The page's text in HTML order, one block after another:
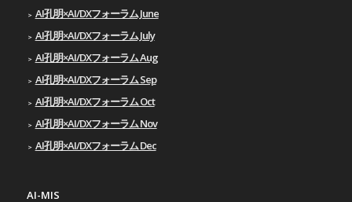
AI孔明×AI/DXフォーラム June
AI孔明×AI/DXフォーラム July
AI孔明×AI/DXフォーラム Aug
AI孔明×AI/DXフォーラム Sep
AI孔明×AI/DXフォーラム Oct
AI孔明×AI/DXフォーラム Nov
AI孔明×AI/DXフォーラム Dec
AI-MIS